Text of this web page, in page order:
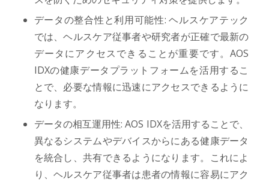
データの整合性と利用可能性: ヘルスケアテック
では、ヘルスケア従事者や研究者が正確で最新の
データにアクセスできることが重要です。AOS
IDXの健康データプラットフォームを活用するこ
とで、必要な情報に迅速にアクセスできるように
なります。
データの相互運用性: AOS IDXを活用することで、
異なるシステムやデバイスからにある健康データ
を統合し、共有できるようになります。これによ
り、ヘルスケア従事者は患者の情報に容易にアク